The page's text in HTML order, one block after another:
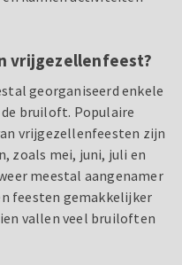
vrijgezellenfeest?
georganiseerd enkele
bruiloft. Populaire
vrijgezellenfeesten zijn
zoals mei, juni, juli en
meestal aangenamer
feesten gemakkelijker
vallen veel bruiloften